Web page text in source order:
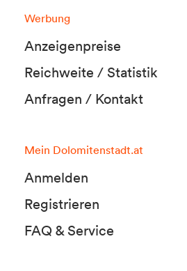
Werbung
Anzeigenpreise
Reichweite / Statistik
Anfragen / Kontakt
Mein Dolomitenstadt.at
Anmelden
Registrieren
FAQ & Service